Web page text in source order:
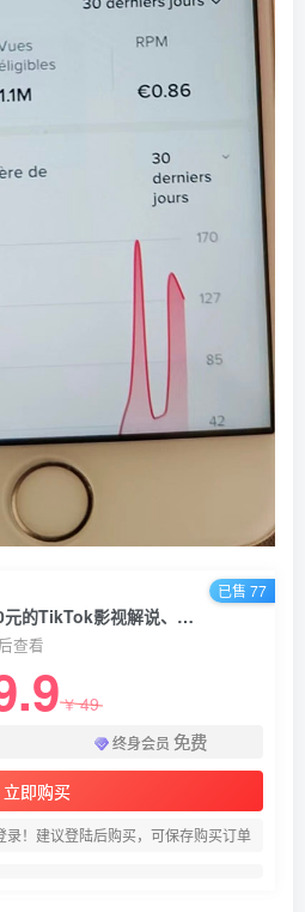
（4233期）外面收费2980元的TikTok影视解说、中视频教程，比国内的中视频计划收益高
查看
￥49
终身会员 免费
立即购买
录！建议登陆后购买，可保存购买订单
已售 77